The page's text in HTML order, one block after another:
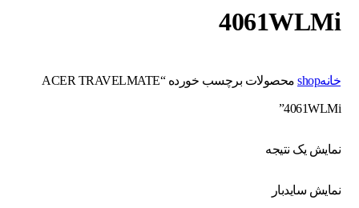
4061WLMi
خانهshop محصولات برچسب خورده “ACER TRAVELMATE
4061WLMi”
نمایش یک نتیجه
نمایش سایدبار